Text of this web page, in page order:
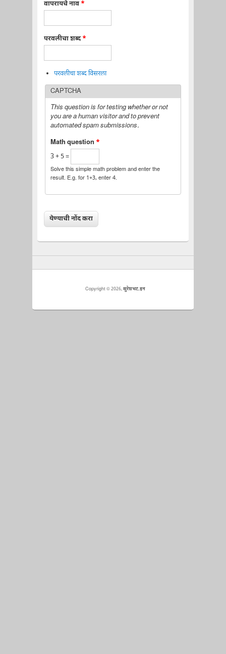
वापरायचे नाव *
परवलीचा शब्द*
परवलीचा शब्द विसरला
CAPTCHA
This question is for testing whether or not
you are a human visitor and to prevent
automated spam submissions.
Math question *
3 + 5 =
Solve this simple math problem and enter the
result. E.g. for 1+3, enter 4.
Copyright © 2026,सुरेशभट.इन